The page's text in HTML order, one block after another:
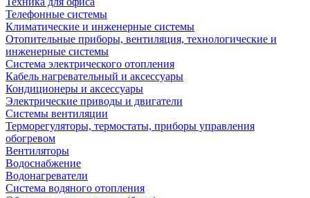
Телефонные системы
Климатические и инженерные системы
Отопительные приборы, вентиляция, технологические и
инженерные системы
Система электрического отопления
Кабель нагревательный и аксессуары
Кондиционеры и аксессуары
Электрические приводы и двигатели
Системы вентиляции
Терморегуляторы, термостаты, приборы управления
обогревом
Вентиляторы
Водоснабжение
Водонагреватели
Система водяного отопления